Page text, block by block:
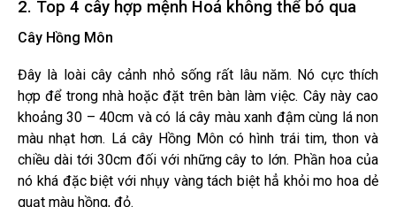
2. Top 4 cây hợp mệnh Hoả không thể bỏ qua
Cây Hồng Môn
Đây là loài cây cảnh nhỏ sống rất lâu năm. Nó cực thích
hợp để trong nhà hoặc đặt trên bàn làm việc. Cây này cao
khoảng 30 – 40cm và có lá cây màu xanh đậm cùng lá non
màu nhạt hơn. Lá cây Hồng Môn có hình trái tim, thon và
chiều dài tới 30cm đối với những cây to lớn. Phần hoa của
nó khá đặc biệt với nhụy vàng tách biệt hẳ khỏi mo hoa dẻ
quạt màu hồng, đỏ.